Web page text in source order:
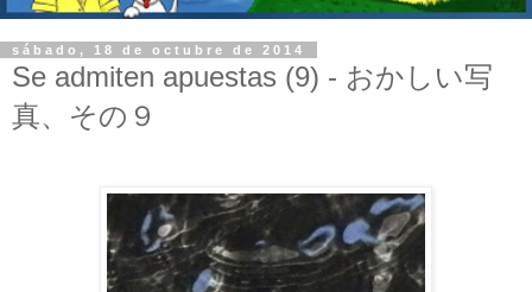
sábado, 18 de octubre de 2014
Se admiten apuestas (9) - おかしい写
真、その９